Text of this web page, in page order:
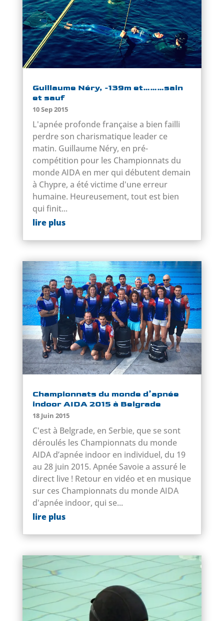
Guillaume Néry, -139m et………sain
et sauf
10 Sep 2015
L'apnée profonde française a bien failli
perdre son charismatique leader ce
matin. Guillaume Néry, en pré-
compétition pour les Championnats du
monde AIDA en mer qui débutent demain
à Chypre, a été victime d'une erreur
humaine. Heureusement, tout est bien
qui finit...
lire plus
Championnats du monde d’apnée
indoor AIDA 2015 à Belgrade
18 Juin 2015
C'est à Belgrade, en Serbie, que se sont
déroulés les Championnats du monde
AIDA d’apnée indoor en individuel, du 19
au 28 juin 2015. Apnée Savoie a assuré le
direct live ! Retour en vidéo et en musique
sur ces Championnats du monde AIDA
d'apnée indoor, qui se...
lire plus